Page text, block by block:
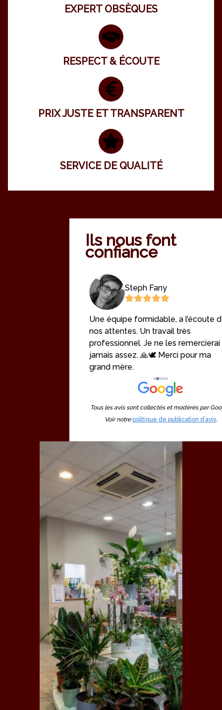
EXPERT OBSÈQUES
RESPECT & ÉCOUTE
PRIX JUSTE ET TRANSPARENT
SERVICE DE QUALITÉ
Ils nous font
confiance
Steph Fany
Une équipe formidable, a l’écoute
nos attentes. Un travail très
professionnel. Je ne les remercierai
jamais assez. 🙏🕊️ Merci pour ma
grand mère.
Tous les avis sont collectés et modérés par
Voir notrepolitique de publication d’avis.